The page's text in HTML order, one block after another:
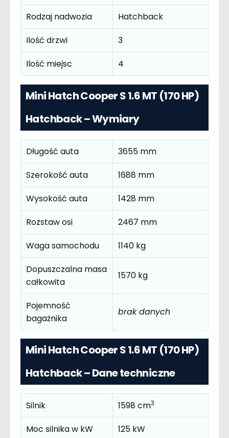
Rodzaj nadwozia
Hatchback
Ilość drzwi
3
Ilość miejsc
4
Mini Hatch Cooper S 1.6 MT (170 HP)
Hatchback – Wymiary
Długość auta
3655 mm
Szerokość auta
1688 mm
Wysokość auta
1428 mm
Rozstaw osi
2467 mm
Waga samochodu
1140 kg
Dopuszczalna masa
całkowita
1570 kg
Pojemność
bagażnika
brak danych
Mini Hatch Cooper S 1.6 MT (170 HP)
Hatchback – Dane techniczne
Silnik 1598 cm3
Moc silnika w kW 125 kW